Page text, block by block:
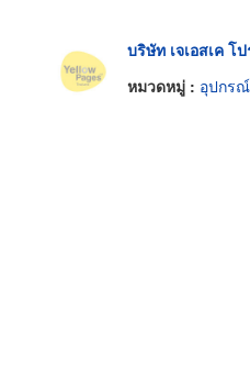
บริษัท เจเอสเค โ
หมวดหมู่ : อุปกร